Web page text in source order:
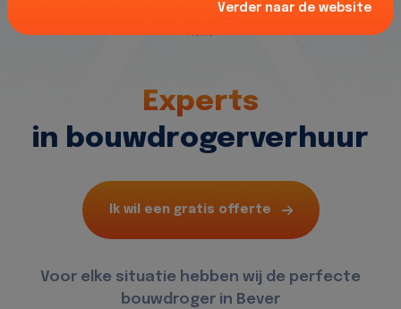
Home
Experts
in bouwdrogerverhuur
Ik wil een gratis offerte
Voor elke situatie hebben wij de perfecte
bouwdroger in Bever
Verder naar de website